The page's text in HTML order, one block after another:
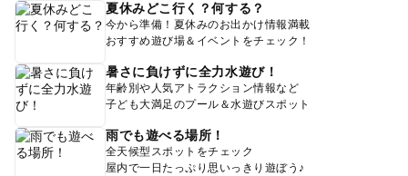
夏休みどこ行く？何する？
今から準備！夏休みのお出かけ情報満載
おすすめ遊び場＆イベントをチェック！
暑さに負けずに全力水遊び！
年齢別や人気アトラクション情報など
子ども大満足のプール＆水遊びスポット
雨でも遊べる場所！
全天候型スポットをチェック
屋内で一日たっぷり思いっきり遊ぼう♪